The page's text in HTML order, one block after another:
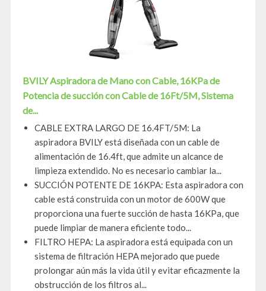
BVILY Aspiradora de Mano con Cable, 16KPa de
Potencia de succión con Cable de 16Ft/5M, Sistema
de...
CABLE EXTRA LARGO DE 16.4FT/5M: La
aspiradora BVILY está diseñada con un cable de
alimentación de 16.4ft, que admite un alcance de
limpieza extendido. No es necesario cambiar la...
SUCCIÓN POTENTE DE 16KPA: Esta aspiradora con
cable está construida con un motor de 600W que
proporciona una fuerte succión de hasta 16KPa, que
puede limpiar de manera eficiente todo...
FILTRO HEPA: La aspiradora está equipada con un
sistema de filtración HEPA mejorado que puede
prolongar aún más la vida útil y evitar eficazmente la
obstrucción de los filtros al...